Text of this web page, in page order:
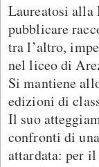
Laureatosi alla
pubblicare
tra l’altro,
nel liceo di
Si mantiene
edizioni di
Il suo
confronti di
attardata: per